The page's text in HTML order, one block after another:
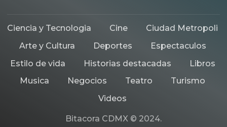
Ciencia y Tecnologia Cine
Ciudad Metropoli
Arte y Cultura
Deportes
Espectaculos
Estilo de vida
Historias destacadas
Libros
Musica
Negocios Teatro
Turismo
Videos
Bitacora CDMX © 2024.